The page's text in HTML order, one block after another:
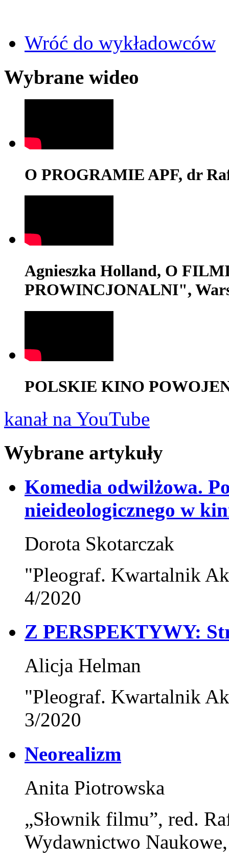
Wróć do wykładowców
Wybrane wideo
O PROGRAMIE APF, dr
Agnieszka Holland, O
PROWINCJONALNI",
POLSKIE KINO
kanał na YouTube
Wybrane artykuły
Komedia odwilżowa.
nieideologicznego w
Dorota Skotarczak
"Pleograf. Kwartalnik
4/2020
Z PERSPEKTYWY:
Alicja Helman
"Pleograf. Kwartalnik
3/2020
Neorealizm
Anita Piotrowska
„Słownik filmu”, red.
Wydawnictwo